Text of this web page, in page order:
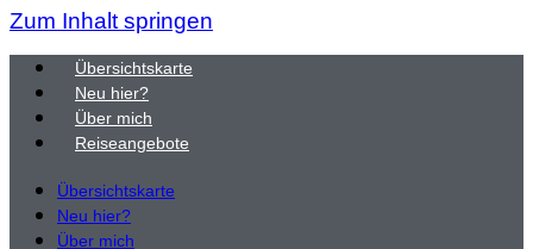
Zum Inhalt springen
Übersichtskarte
Neu hier?
Über mich
Reiseangebote
Übersichtskarte
Neu hier?
Über mich